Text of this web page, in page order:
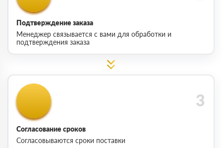
Подтверждение заказа
Менеджер связывается с вами для обработки и
подтверждения заказа
Согласование сроков
Согласовываются сроки поставки